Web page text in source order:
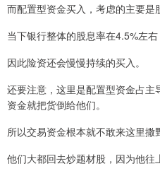
而配置型资金买入，考虑的主要是
当下银行整体的股息率在4.5%左右
因此险资还会慢慢持续的买入。
还要注意，这里是配置型资金占
资金就把货倒给他们。
所以交易资金根本就不敢来这里撒
他们大都回去炒题材股，因为他往